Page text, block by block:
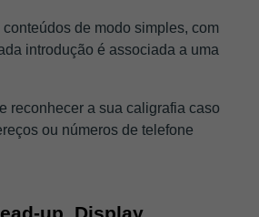
de modo simples, com
introdução é associada a uma
reconhecer a sua caligrafia caso
ou números de telefone